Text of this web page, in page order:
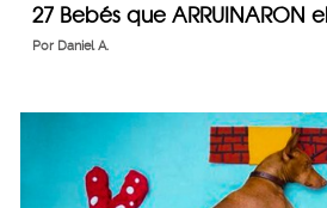
27 Bebés que ARRUINARON
Por Daniel A.